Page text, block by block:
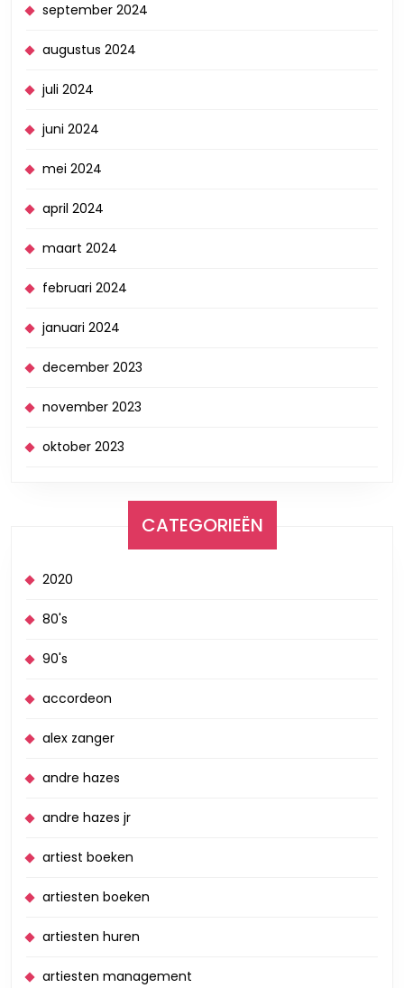
september 2024
augustus 2024
juli 2024
juni 2024
mei 2024
april 2024
maart 2024
februari 2024
januari 2024
december 2023
november 2023
oktober 2023
CATEGORIEËN
2020
80's
90's
accordeon
alex zanger
andre hazes
andre hazes jr
artiest boeken
artiesten boeken
artiesten huren
artiesten management